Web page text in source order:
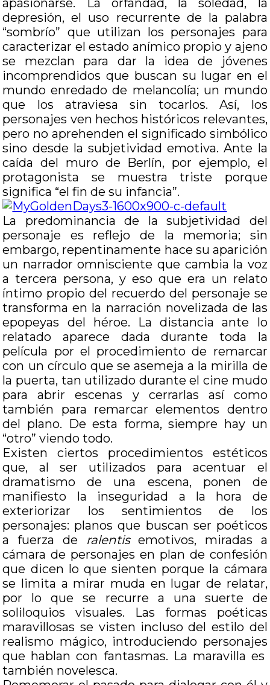
apasionarse. La orfandad, la soledad, la
depresión, el uso recurrente de la palabra
“sombrío” que utilizan los personajes para
caracterizar el estado anímico propio y ajeno
se mezclan para dar la idea de jóvenes
incomprendidos que buscan su lugar en el
mundo enredado de melancolía; un mundo
que los atraviesa sin tocarlos. Así, los
personajes ven hechos históricos relevantes,
pero no aprehenden el significado simbólico
sino desde la subjetividad emotiva. Ante la
caída del muro de Berlín, por ejemplo, el
protagonista se muestra triste porque
significa “el fin de su infancia”.
La predominancia de la subjetividad del
personaje es reflejo de la memoria; sin
embargo, repentinamente hace su aparición
un narrador omnisciente que cambia la voz
a tercera persona, y eso que era un relato
íntimo propio del recuerdo del personaje se
transforma en la narración novelizada de las
epopeyas del héroe. La distancia ante lo
relatado aparece dada durante toda la
película por el procedimiento de remarcar
con un círculo que se asemeja a la mirilla de
la puerta, tan utilizado durante el cine mudo
para abrir escenas y cerrarlas así como
también para remarcar elementos dentro
del plano. De esta forma, siempre hay un
“otro” viendo todo.
Existen ciertos procedimientos estéticos
que, al ser utilizados para acentuar el
dramatismo de una escena, ponen de
manifiesto la inseguridad a la hora de
exteriorizar los sentimientos de los
personajes: planos que buscan ser poéticos
a fuerza de
ralentisemotivos, miradas a
cámara de personajes en plan de confesión
que dicen lo que sienten porque la cámara
se limita a mirar muda en lugar de relatar,
por lo que se recurre a una suerte de
soliloquios visuales. Las formas poéticas
maravillosas se visten incluso del estilo del
realismo mágico, introduciendo personajes
que hablan con fantasmas. La maravilla es
también novelesca.